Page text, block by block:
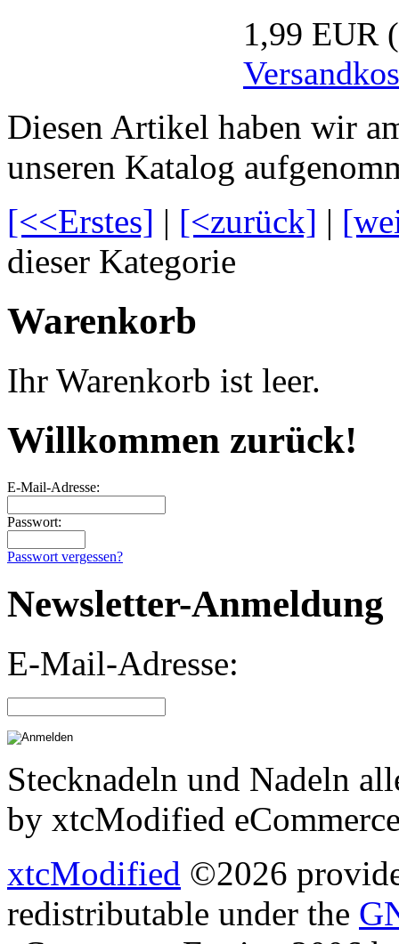
1,99 EUR
Diesen Artikel haben wir
unseren Katalog
[<<Erstes] | [<zurück] |
dieser Kategorie
Warenkorb
Ihr Warenkorb ist leer.
Willkommen zurück!
E-Mail-Adresse:
Passwort:
Passwort vergessen?
Newsletter-Anmeldung
E-Mail-Adresse:
Stecknadeln und Nadeln
by xtcModified
xtcModified ©2026
redistributable under the